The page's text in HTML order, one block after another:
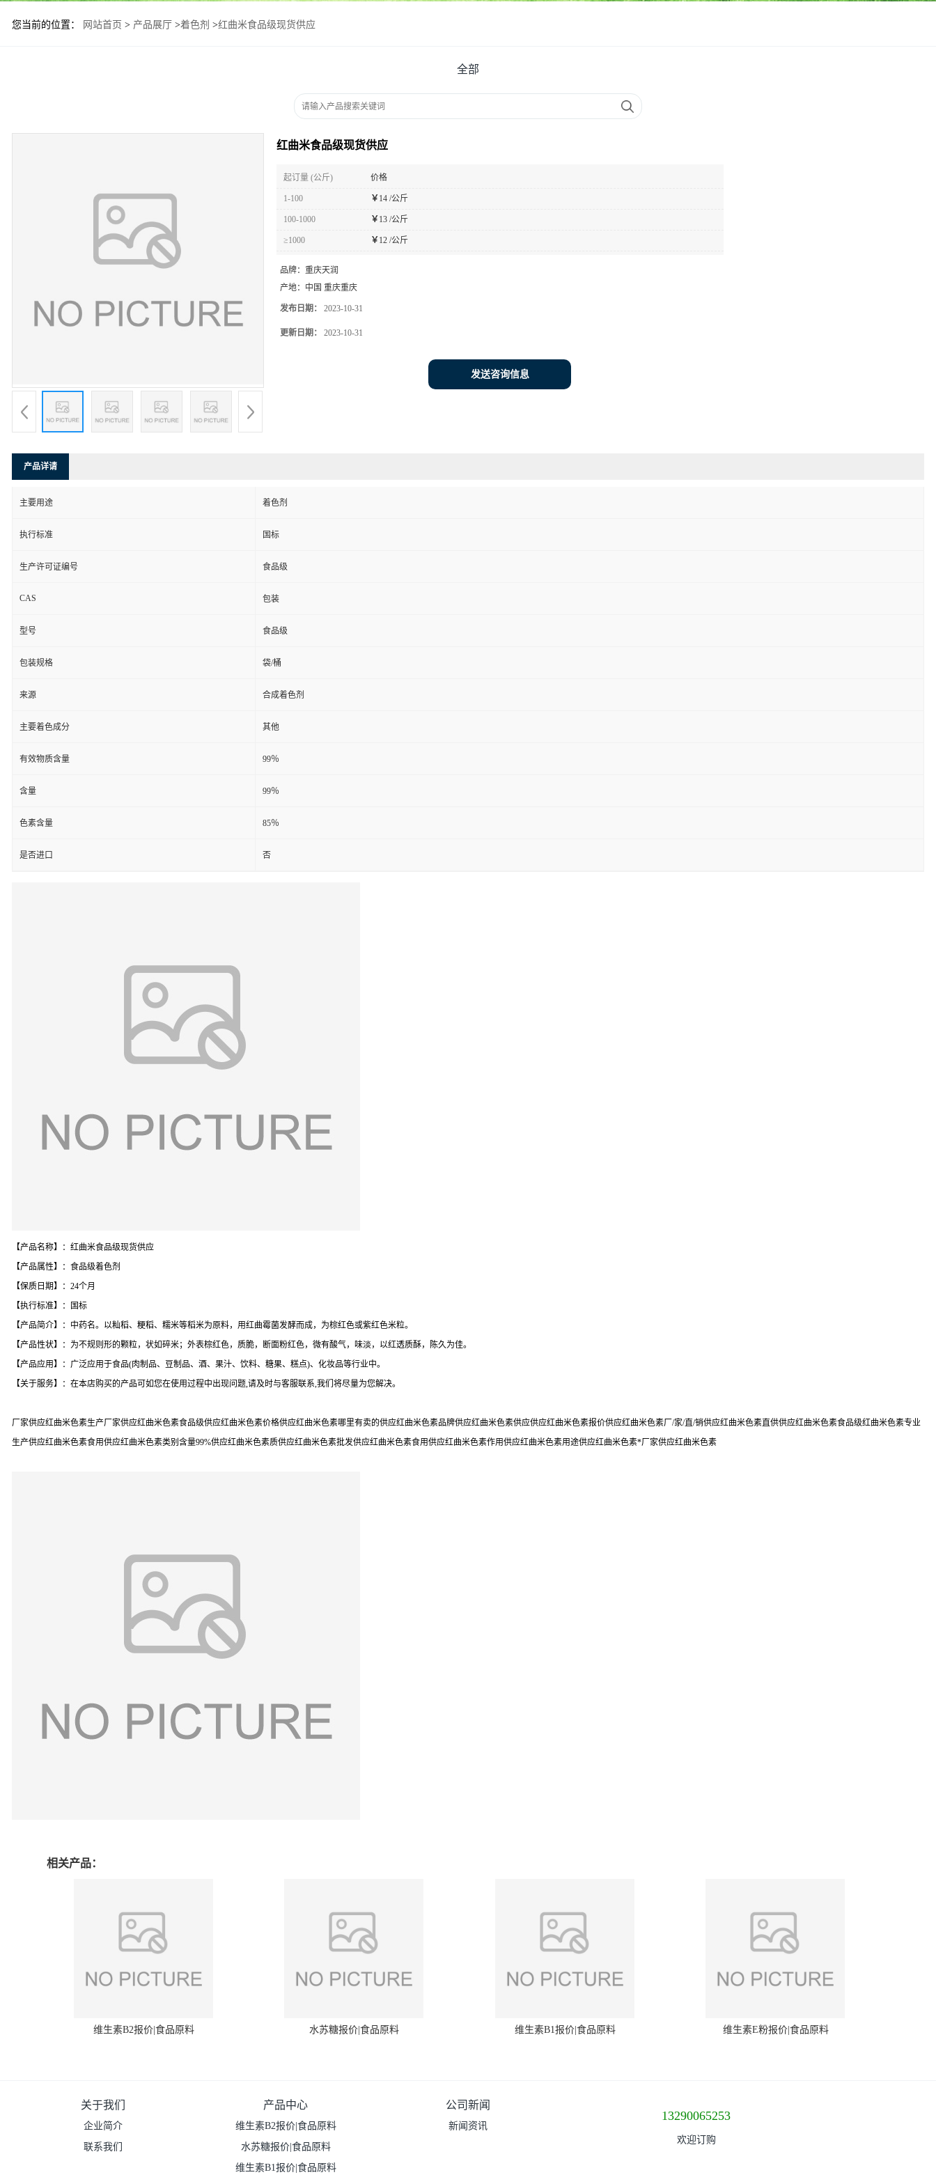
您当前的位置： 网站首页 > 产品展厅 >着色剂 >红曲米食品级现货供应
全部
红曲米食品级现货供应
起订量 (公斤) 价格
1-100 ￥ 14 /公斤
100-1000 ￥ 13 /公斤
≥1000 ￥ 12 /公斤
品牌： 重庆天润
产地： 中国 重庆重庆
发布日期： 2023-10-31
更新日期： 2023-10-31
发送咨询信息
产品详请
主要用途 着色剂
执行标准 国标
生产许可证编号 食品级
CAS 包装
型号 食品级
包装规格 袋/桶
来源 合成着色剂
主要着色成分 其他
有效物质含量 99％
含量 99％
色素含量 85％
是否进口 否
【产品名称】：红曲米食品级现货供应
【产品属性】：食品级着色剂
【保质日期】：24个月
【执行标准】：国标
【产品简介】：中药名。以籼稻、粳稻、糯米等稻米为原料，用红曲霉菌发酵而成，为棕红色或紫红色米粒。
【产品性状】：为不规则形的颗粒，状如碎米；外表棕红色，质脆，断面粉红色，微有酸气，味淡，以红透质酥，陈久为佳。
【产品应用】：广泛应用于食品(肉制品、豆制品、酒、果汁、饮料、糖果、糕点)、化妆品等行业中。
【关于服务】：在本店购买的产品可如您在使用过程中出现问题,请及时与客服联系,我们将尽量为您解决。
厂家供应红曲米色素生产厂家供应红曲米色素食品级供应红曲米色素价格供应红曲米色素哪里有卖的供应红曲米色素品牌供应红曲米色素供应供应红曲米色素报价供应红曲米色素厂/家/直/销供应红曲米色素直供供应红曲米色素食品级红曲米色素专业
生产供应红曲米色素食用供应红曲米色素类别含量99%供应红曲米色素质供应红曲米色素批发供应红曲米色素食用供应红曲米色素作用供应红曲米色素用途供应红曲米色素*厂家供应红曲米色素
相关产品：
维生素B2报价|食品原料 水苏糖报价|食品原料 维生素B1报价|食品原料 维生素E粉报价|食品原料
关于我们
企业简介
联系我们
产品中心
维生素B2报价|食品原料
水苏糖报价|食品原料
维生素B1报价|食品原料
公司新闻
新闻资讯
13290065253
欢迎订购